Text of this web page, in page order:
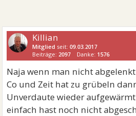
Killian
Mitglied seit:09.03.2017
Beiträge: 2097 Danke: 1576
Naja wenn man nicht
Co und Zeit hat zu grübeln
Unverdaute wieder
einfach hast noch nicht